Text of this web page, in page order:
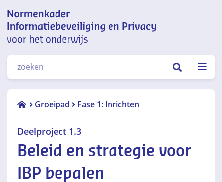
en privacy voor het onderwijs
ZOEKEN
Groeipad Fase 1: Inrichten
Deelproject
en
strategie
voor IBP
bepalen
Deelproject 1.3
Beleid en strategie voor
IBP bepalen